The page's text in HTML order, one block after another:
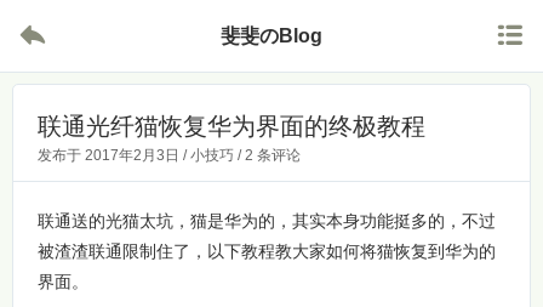
 斐斐のBlog 
联通光纤猫恢复华为界面的终极教程
发布于 2017年2月3日 /小技巧 /2 条评论
联通送的光猫太坑，猫是华为的，其实本身功能挺多的，不过
被渣渣联通限制住了，以下教程教大家如何将猫恢复到华为的
界面。